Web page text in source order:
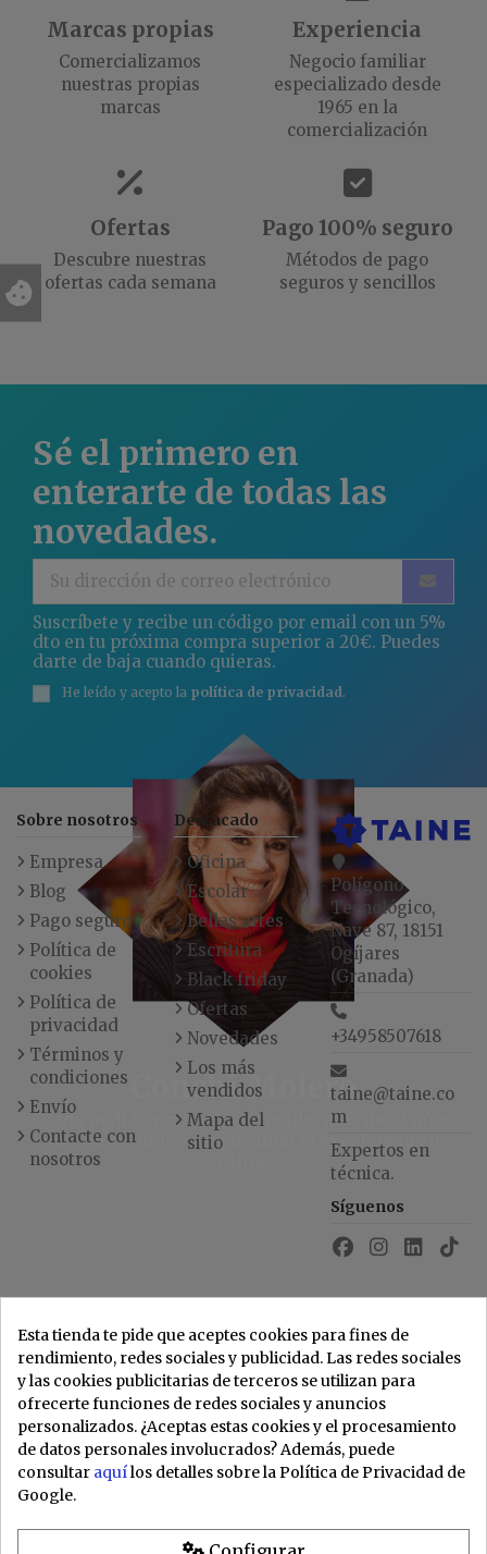
Marcas propias
Comercializamos
nuestras propias
marcas
Experiencia
Negocio familiar
especializado desde
1965 en la
comercialización
Ofertas
Descubre nuestras
ofertas cada semana
Pago 100% seguro
Métodos de pago
seguros y sencillos
Sé el primero en
enterarte de todas las
novedades.
Suscríbete y recibe un código por email con un 5%
dto en tu próxima compra superior a 20€. Puedes
darte de baja cuando quieras.
He leído y acepto la política de privacidad.
Conchi Molero
"Cada pedido revisado al detalle, más de 32 años
de compromiso asegurando la excelencia en
Sobre nosotros
Empresa
Blog
Pago seguro
Política de
cookies
Política de
privacidad
Términos y
condiciones
Envío
Contacte con
nosotros
Destacado
Oficina
Escolar
Bellas artes
Escritura
Black friday
Ofertas
Novedades
Los más
vendidos
Mapa del
sitio
Polígono
Tecnológico,
Nave 87, 18151
Ogíjares
(Granada)
+34958507618
taine@taine.co
m
Expertos en
técnica.
Síguenos
Esta tienda te pide que aceptes cookies para fines de
rendimiento, redes sociales y publicidad. Las redes sociales
y las cookies publicitarias de terceros se utilizan para
ofrecerte funciones de redes sociales y anuncios
personalizados. ¿Aceptas estas cookies y el procesamiento
de datos personales involucrados? Además, puede
consultar aquílos detalles sobre la Política de Privacidad de
Google.